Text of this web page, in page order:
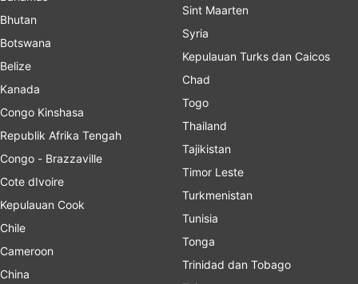
Bhutan
Botswana
Belize
Kanada
Congo Kinshasa
Republik Afrika Tengah
Congo - Brazzaville
Cote dIvoire
Kepulauan Cook
Chile
Cameroon
China
Sint Maarten
Syria
Kepulauan Turks dan Caicos
Chad
Togo
Thailand
Tajikistan
Timor Leste
Turkmenistan
Tunisia
Tonga
Trinidad dan Tobago